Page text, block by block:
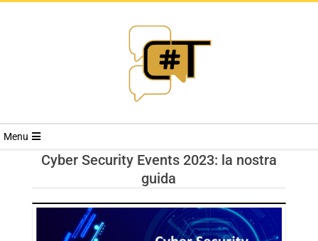
RIVISTA
TRENDS
Menu
Cyber Security Events 2023: la nostra
guida